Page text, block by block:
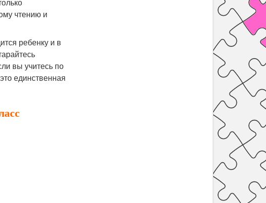
чтению и
ребенку и в
вы учитесь по
единственная